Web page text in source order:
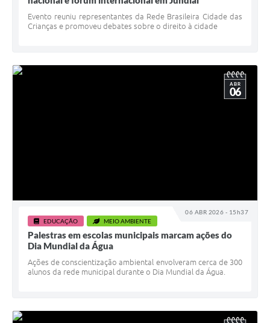
Evento reuniu representantes da Rede Brasileira Cidade das
Crianças e promoveu debates sobre o direito à cidade
06 ABR 2026 - 15h37
ABR
06
EDUCAÇÃO MEIO AMBIENTE
Palestras em escolas municipais marcam ações do
Dia Mundial da Água
Ações de conscientização ambiental envolveram cerca de 300
alunos da rede municipal durante o Dia Mundial da Água.